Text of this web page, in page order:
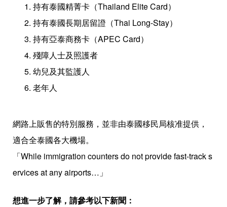
持有泰國精菁卡（Thailand Elite Card）
持有泰國長期居留證（Thai Long-Stay）
持有亞泰商務卡（APEC Card）
殘障人士及照護者
幼兒及其監護人
老年人
網路上販售的特別服務，並非由泰國移民局核准提供，
適合全泰國各大機場。
「While immigration counters do not provide fast-track s
ervices at any airports…」
想進一步了解，請參考以下新聞：